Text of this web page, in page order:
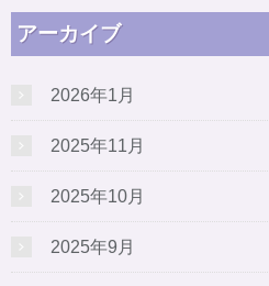
アーカイブ
2026年1月
2025年11月
2025年10月
2025年9月